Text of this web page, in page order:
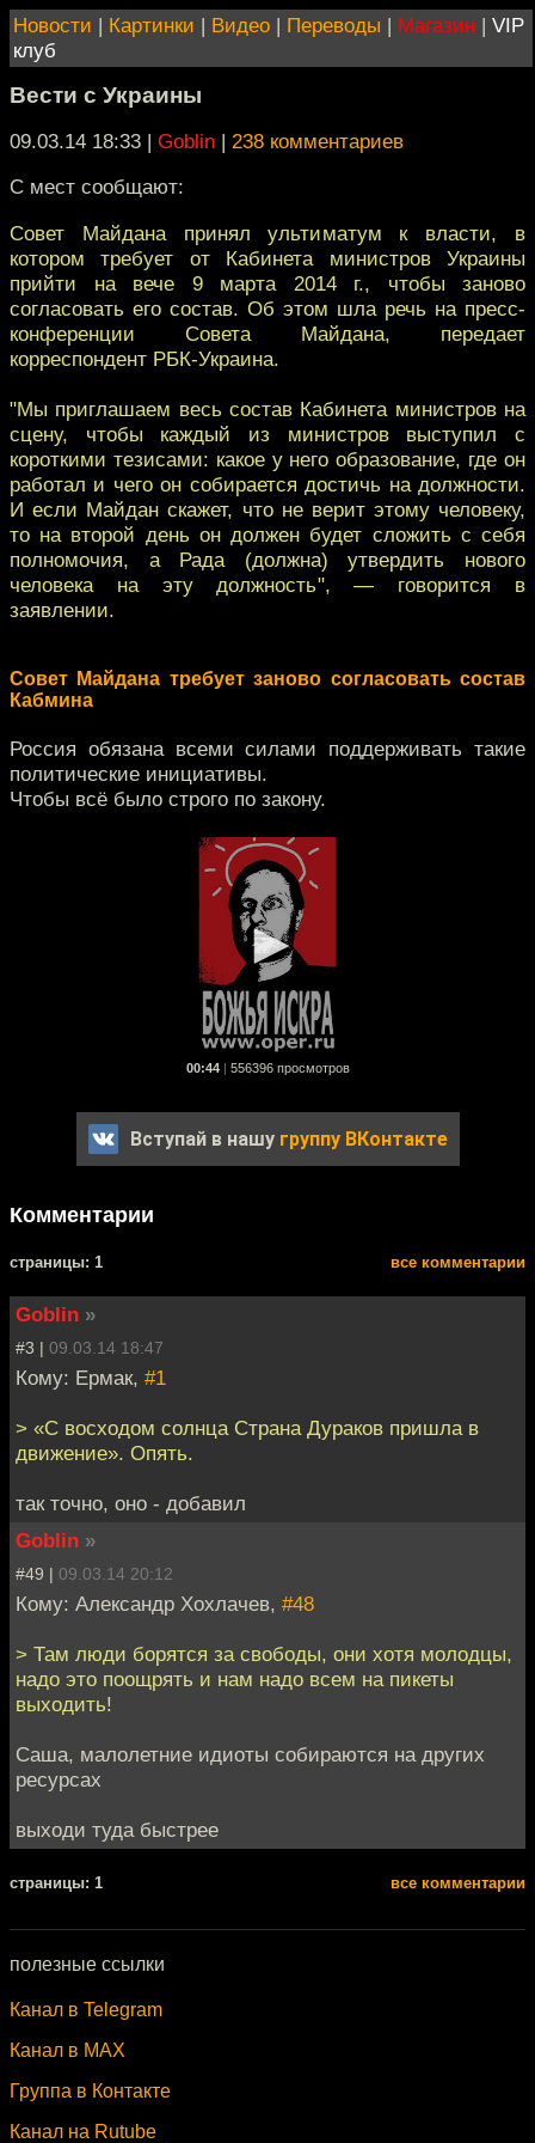
Новости | Картинки | Видео | Переводы | Магазин | VIP
клуб
Вести с Украины
09.03.14 18:33 | Goblin | 238 комментариев
С мест сообщают:
Совет Майдана принял ультиматум к власти, в
котором требует от Кабинета министров Украины
прийти на вече 9 марта 2014 г., чтобы заново
согласовать его состав. Об этом шла речь на пресс-
конференции Совета Майдана, передает
корреспондент РБК-Украина.
"Мы приглашаем весь состав Кабинета министров на
сцену, чтобы каждый из министров выступил с
короткими тезисами: какое у него образование, где он
работал и чего он собирается достичь на должности.
И если Майдан скажет, что не верит этому человеку,
то на второй день он должен будет сложить с себя
полномочия, а Рада (должна) утвердить нового
человека на эту должность", — говорится в
заявлении.
Совет Майдана требует заново согласовать состав
Кабмина
Россия обязана всеми силами поддерживать такие
политические инициативы.
Чтобы всё было строго по закону.
00:44 | 556396 просмотров
Вступай в нашу группу ВКонтакте
Комментарии
cтраницы: 1 все комментарии
Goblin »
#3 | 09.03.14 18:47
Кому: Ермак, #1
> «С восходом солнца Страна Дураков пришла в
движение». Опять.
так точно, оно - добавил
Goblin »
#49 | 09.03.14 20:12
Кому: Александр Хохлачев, #48
> Там люди борятся за свободы, они хотя молодцы,
надо это поощрять и нам надо всем на пикеты
выходить!
Саша, малолетние идиоты собираются на других
ресурсах
выходи туда быстрее
cтраницы: 1 все комментарии
полезные ссылки
Канал в Telegram
Канал в MAX
Группа в Контакте
Канал на Rutube